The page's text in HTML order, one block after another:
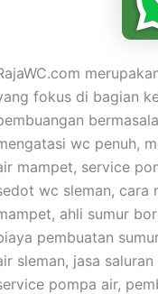
fokus di bagian
wc penuh,
mampet, service
wc sleman, cara
ahli sumur
pembuatan
sleman, jasa
pompa air,